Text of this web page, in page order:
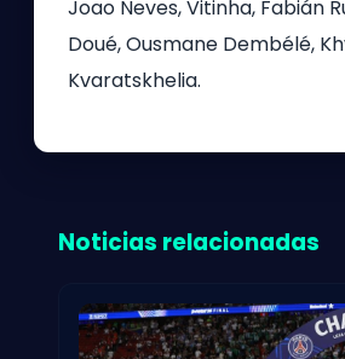
Joao Neves, Vitinha, Fabián
Doué, Ousmane Dembélé,
Kvaratskhelia.
Noticias relacionadas